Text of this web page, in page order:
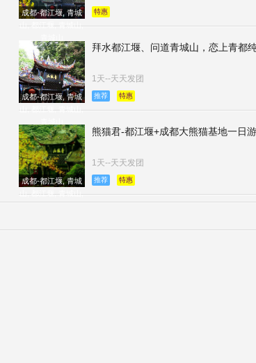
成都-都江堰, 青城
山, 都江堰, 青城山,
特惠
成都-都江堰, 青城
山, 都江堰, 青城山,
拜水都江堰、问道青城山，恋上青都
1天--天天发团
推荐
特惠
成都-都江堰, 青城
山, 都江堰, 青城山,
熊猫君-都江堰+成都大熊猫基地一日
1天--天天发团
推荐
特惠